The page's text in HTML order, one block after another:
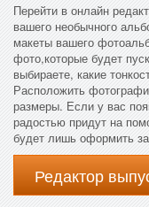
Перейти в онлайн
вашего необычного
макеты вашего
фото,которые будет
выбираете, какие
Расположить
размеры. Если у вас
радостью придут на
будет лишь оформить
Редактор